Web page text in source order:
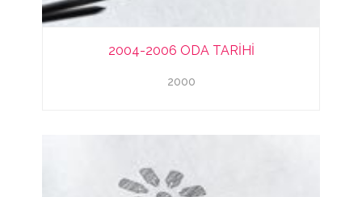
2004-2006 ODA TARİHİ
2000